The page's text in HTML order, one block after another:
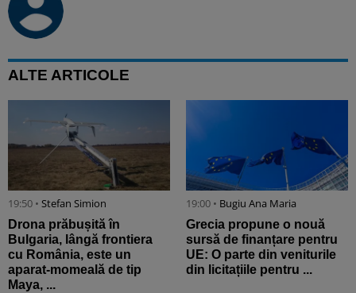
ALTE ARTICOLE
19:50 • Stefan Simion
Drona prăbușită în
Bulgaria, lângă frontiera
cu România, este un
aparat-momeală de tip
Maya, ...
19:00 • Bugiu ⁠Ana Maria
Grecia propune o nouă
sursă de finanțare pentru
UE: O parte din veniturile
din licitațiile pentru ...